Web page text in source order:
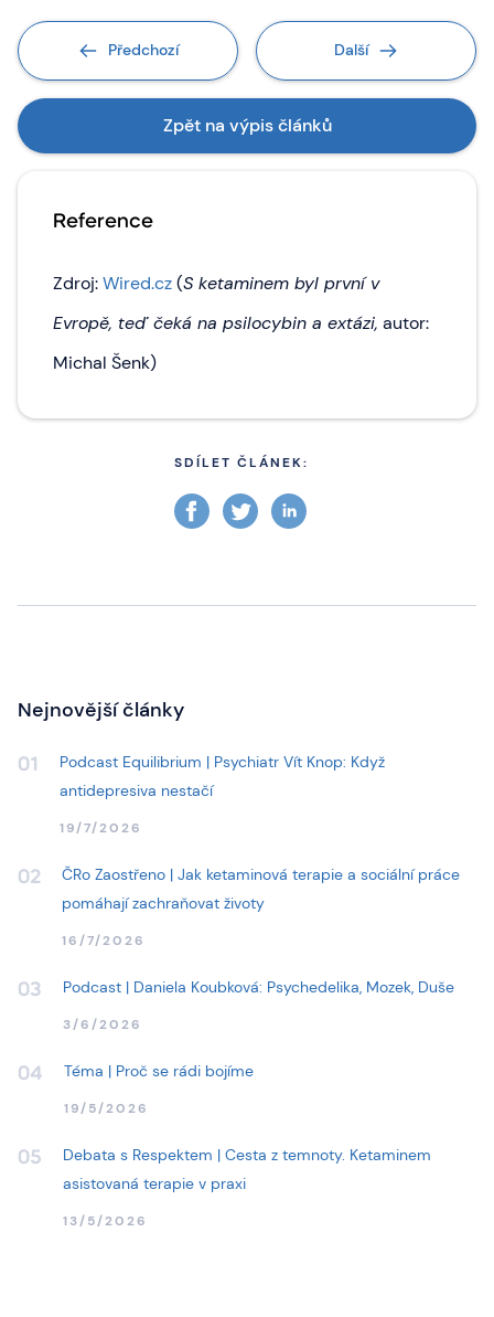
Předchozí
Zpět na výpis článků
Další
Reference
Zdroj:Wired.cz(S ketaminem byl první v
Evropě, teď čeká na psilocybin a extázi, autor:
Michal Šenk)
SDÍLET ČLÁNEK:
Nejnovější články
01
Podcast Equilibrium | Psychiatr Vít Knop: Když
antidepresiva nestačí
19/7/2026
02
ČRo Zaostřeno | Jak ketaminová terapie a sociální práce
pomáhají zachraňovat životy
16/7/2026
03 Podcast | Daniela Koubková: Psychedelika, Mozek, Duše
3/6/2026
04 Téma | Proč se rádi bojíme
19/5/2026
05
Debata s Respektem | Cesta z temnoty. Ketaminem
asistovaná terapie v praxi
13/5/2026